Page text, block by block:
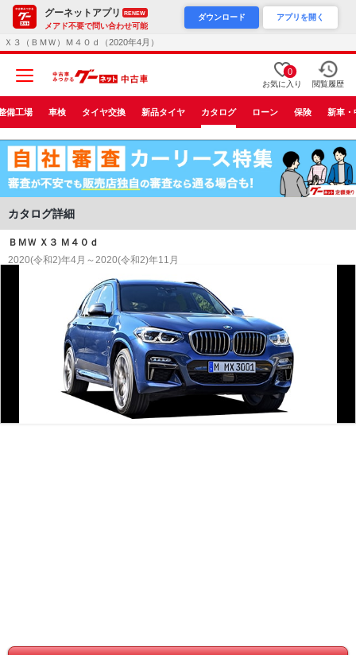
グーネットアプリ RENEW
メアド不要で問い合わせ可能
ダウンロード アプリを開く
Ｘ３（ＢＭＷ）Ｍ４０ｄ（2020年4月）
0
お気に入り 閲覧履歴
備工場 車検 タイヤ交換 新品タイヤ カタログ ローン 保険 新車・
カタログ詳細
ＢＭＷ Ｘ３ Ｍ４０ｄ
2020(令和2)年4月～2020(令和2)年11月